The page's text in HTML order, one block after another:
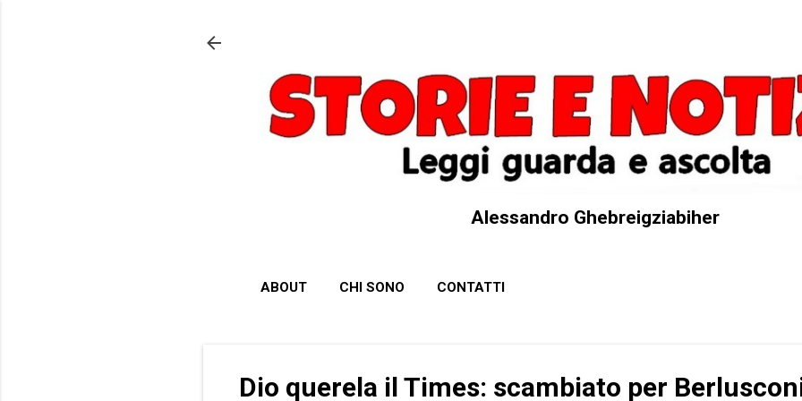
Alessandro Ghebreigziabiher
ABOUT CHI SONO CONTATTI
Dio querela il Times: scambiato per